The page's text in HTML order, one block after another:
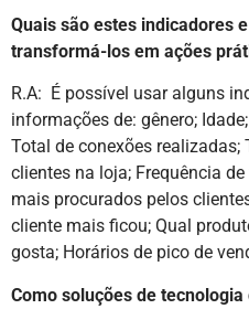
Quais são estes indicadores
transformá-los em ações
R.A: É possível usar alguns
informações de: gênero;
Total de conexões
clientes na loja; Frequência
mais procurados pelos
cliente mais ficou; Qual
gosta; Horários de pico de
Como soluções de